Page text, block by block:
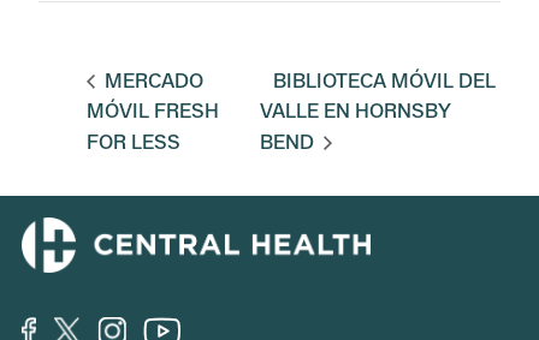
MERCADO
MÓVIL FRESH
FOR LESS
BIBLIOTECA MÓVIL DEL
VALLE EN HORNSBY
BEND